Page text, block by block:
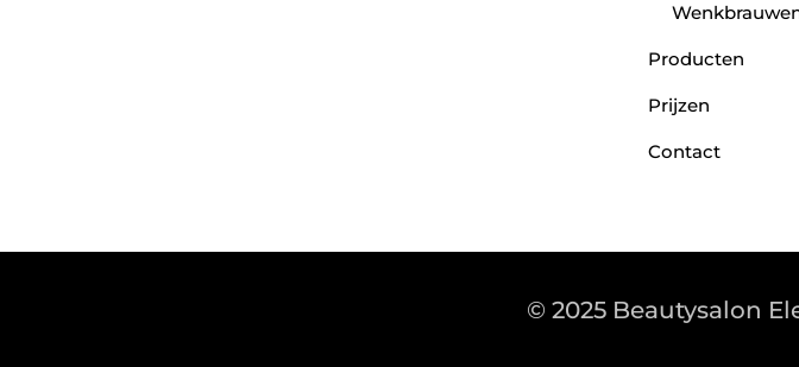
Producten
Prijzen
Contact
© 2025 Beautysalon